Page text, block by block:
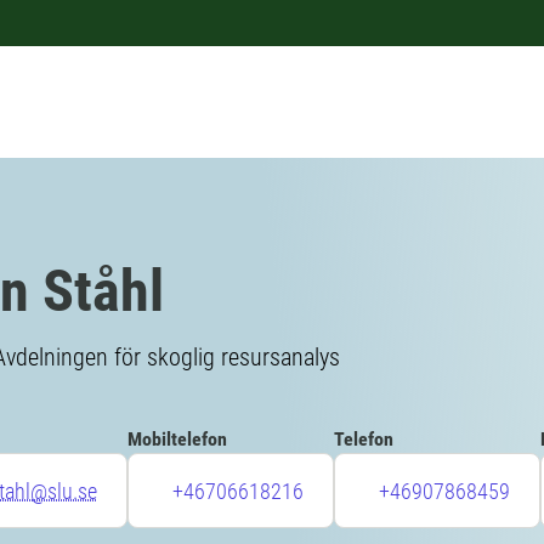
Ståhl
för skoglig resursanalys
Mobiltelefon
+46706618216
Telefon
+46907868459